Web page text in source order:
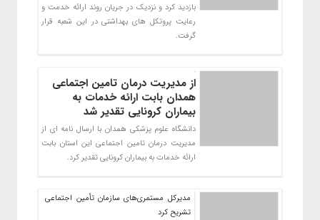
بازدید کرد و نزدیک در جریان روند ارائه خدمت و
رعایت پروتکل های بهداشتی در این شعبه قرار
گرفت.
از مدیریت درمان تامین اجتماعی
همدان بابت ارائه خدمات به
بیماران کرونایی تقدیر شد
دانشگاه علوم پزشکی همدان با ارسال نامه ای از
مدیریت درمان تامین اجتماعی این استان بابت
ارائه خدمات به بیماران کرونایی تقدیر کرد.
مدیرکل مستمری‌های سازمان تأمین اجتماعی
تشریح کرد